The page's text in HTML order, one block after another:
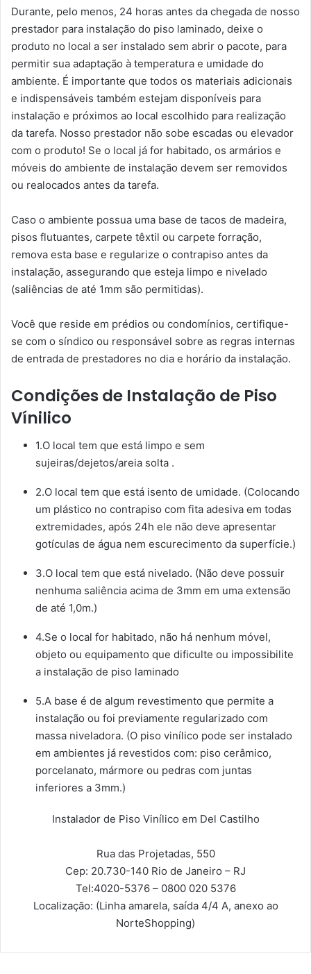
Durante, pelo menos, 24 horas antes da chegada de nosso
prestador para instalação do piso laminado, deixe o
produto no local a ser instalado sem abrir o pacote, para
permitir sua adaptação à temperatura e umidade do
ambiente. É importante que todos os materiais adicionais
e indispensáveis também estejam disponíveis para
instalação e próximos ao local escolhido para realização
da tarefa. Nosso prestador não sobe escadas ou elevador
com o produto! Se o local já for habitado, os armários e
móveis do ambiente de instalação devem ser removidos
ou realocados antes da tarefa.
Caso o ambiente possua uma base de tacos de madeira,
pisos flutuantes, carpete têxtil ou carpete forração,
remova esta base e regularize o contrapiso antes da
instalação, assegurando que esteja limpo e nivelado
(saliências de até 1mm são permitidas).
Você que reside em prédios ou condomínios, certifique-
se com o síndico ou responsável sobre as regras internas
de entrada de prestadores no dia e horário da instalação.
Condições de Instalação de Piso
Vínilico
1.O local tem que está limpo e sem
sujeiras/dejetos/areia solta .
2.O local tem que está isento de umidade. (Colocando
um plástico no contrapiso com fita adesiva em todas
extremidades, após 24h ele não deve apresentar
gotículas de água nem escurecimento da superfície.)
3.O local tem que está nivelado. (Não deve possuir
nenhuma saliência acima de 3mm em uma extensão
de até 1,0m.)
4.Se o local for habitado, não há nenhum móvel,
objeto ou equipamento que dificulte ou impossibilite
a instalação de piso laminado
5.A base é de algum revestimento que permite a
instalação ou foi previamente regularizado com
massa niveladora. (O piso vinílico pode ser instalado
em ambientes já revestidos com: piso cerâmico,
porcelanato, mármore ou pedras com juntas
inferiores a 3mm.)
Instalador de Piso Vinílico em Del Castilho
Rua das Projetadas, 550
Cep: 20.730-140 Rio de Janeiro – RJ
Tel:4020-5376 – 0800 020 5376
Localização: (Linha amarela, saída 4/4 A, anexo ao
NorteShopping)